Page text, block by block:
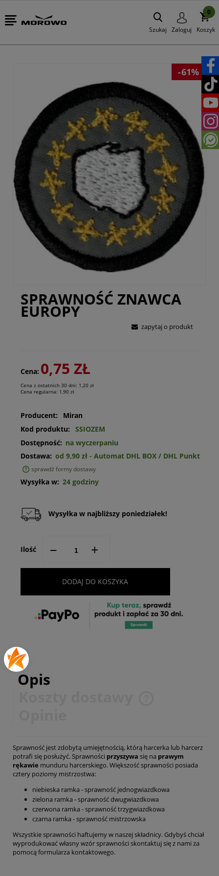
Szukaj Zaloguj Koszyk
0
-61%
SPRAWNOŚĆ ZNAWCA
EUROPY
zapytaj o produkt
Cena: 0,75 ZŁ
Cena z ostatnich 30 dni: 1,20 zł
Cena regularna: 1,90 zł
Producent:
Miran
Kod produktu:
SSIOZEM
Dostępność: na wyczerpaniu
Dostawa: od 9,90 zł - Automat DHL BOX / DHL Punkt
sprawdź formy dostawy
Wysyłka w: 24 godziny
Wysyłka w najbliższy poniedziałek!
Ilość -- +
DODAJ DO KOSZYKA
Opis
Sprawność jest zdobytą umiejętnością, którą harcerka lub harcerz
potrafi się posłużyć. Sprawności przyszywa się na prawym
rękawie munduru harcerskiego. Większość sprawności posiada
cztery poziomy mistrzostwa:
niebieska ramka - sprawność jednogwiazdkowa
zielona ramka - sprawność dwugwiazdkowa
czerwona ramka - sprawność trzygwiazdkowa
czarna ramka - sprawność mistrzowska
Wszystkie sprawności haftujemy w naszej składnicy. Gdybyś chciał
wyprodukować własny wzór sprawności skontaktuj się z nami za
pomocą formularza kontaktowego.